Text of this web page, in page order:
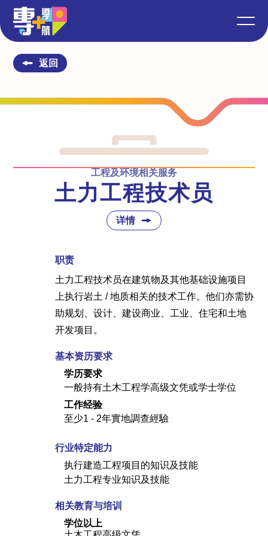
返回
工程及环境相关服务
土力工程技术员
详情
职责
土力工程技术员在建筑物及其他基础设施项目
上执行岩土 / 地质相关的技术工作。他们亦需协
助规划、设计、建设商业、工业、住宅和土地
开发项目。
基本资历要求
学历要求
一般持有土木工程学高级文凭或学士学位
工作经验
至少1 - 2年實地調查經驗
行业特定能力
执行建造工程项目的知识及技能
土力工程专业知识及技能
相关教育与培训
学位以上